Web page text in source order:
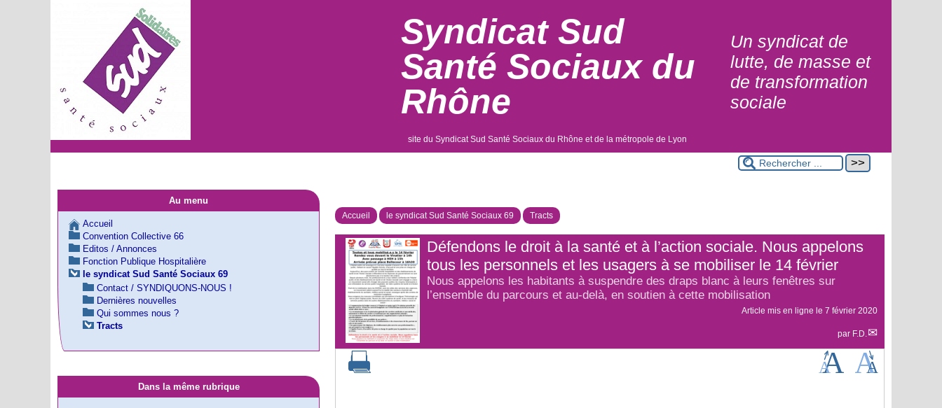
Syndicat Sud
Santé Sociaux du
Rhône
Un syndicat de
lutte, de masse et
de transformation
sociale
site du Syndicat Sud Santé Sociaux du Rhône et de la métropole de Lyon
Accueil le syndicat Sud Santé Sociaux 69 Tracts
Défendons le droit à la santé et à l’action sociale. Nous appelons
tous les personnels et les usagers à se mobiliser le 14 février
Nous appelons les habitants à suspendre des draps blanc à leurs fenêtres sur
l’ensemble du parcours et au-delà, en soutien à cette mobilisation
Article mis en ligne le 7 février 2020
par F.D.
Au menu
Accueil
Convention Collective 66
Editos / Annonces
Fonction Publique Hospitalière
le syndicat Sud Santé Sociaux 69
Contact / SYNDIQUONS-NOUS !
Dernières nouvelles
Qui sommes nous ?
Tracts
Dans la même rubrique